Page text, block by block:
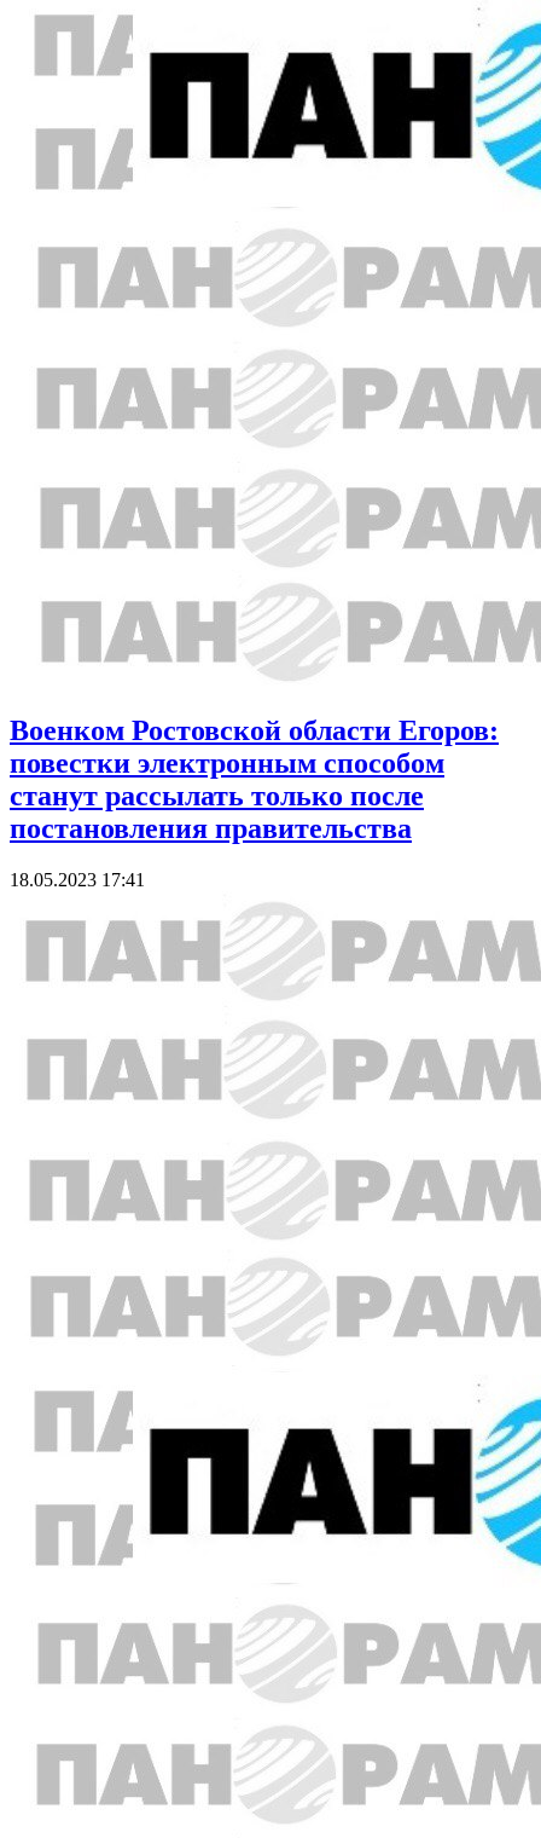
Военком Ростовской области Егоров:
повестки электронным способом
станут рассылать только после
постановления правительства
18.05.2023 17:41